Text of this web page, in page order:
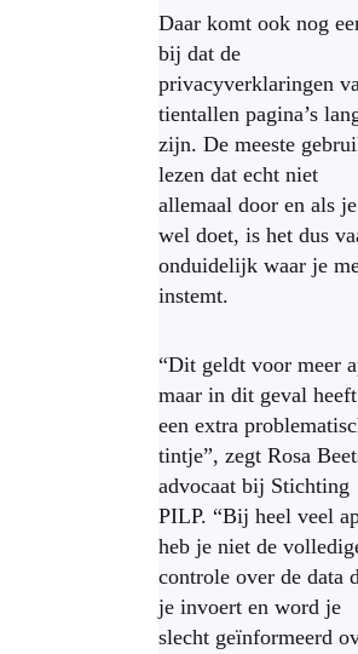
Daar komt ook nog
bij dat de
privacyverklaringen
tientallen pagina’s
zijn. De meeste
lezen dat echt niet
allemaal door en als
wel doet, is het dus
onduidelijk waar je
instemt.
“Dit geldt voor meer
maar in dit geval
een extra
tintje”, zegt Rosa
advocaat bij Stichting
PILP. “Bij heel veel
heb je niet de
controle over de data
je invoert en word je
slecht geïnformeerd